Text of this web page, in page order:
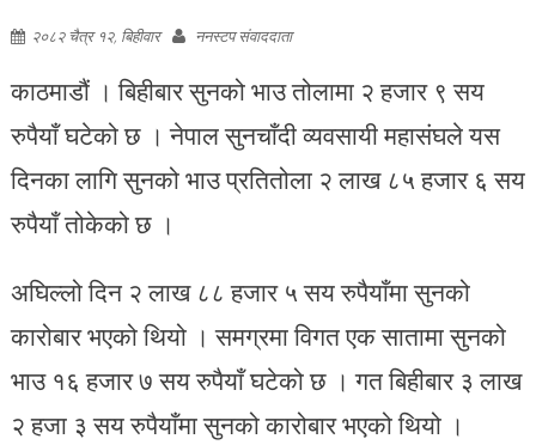
२०८२ चैत्र १२, बिहीवार ननस्टप संवाददाता
काठमाडौं । बिहीबार सुनको भाउ तोलामा २ हजार ९ सय
रुपैयाँ घटेको छ । नेपाल सुनचाँदी व्यवसायी महासंघले यस
दिनका लागि सुनको भाउ प्रतितोला २ लाख ८५ हजार ६ सय
रुपैयाँ तोकेको छ ।
अघिल्लो दिन २ लाख ८८ हजार ५ सय रुपैयाँमा सुनको
कारोबार भएको थियो । समग्रमा विगत एक सातामा सुनको
भाउ १६ हजार ७ सय रुपैयाँ घटेको छ । गत बिहीबार ३ लाख
२ हजा ३ सय रुपैयाँमा सुनको कारोबार भएको थियो ।